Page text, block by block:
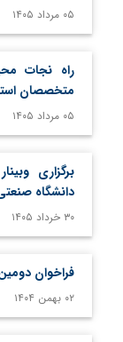
۰۵ مرداد ۱۴۰۵
راه نجات
متخصصان
۰۵ مرداد ۱۴۰۵
برگزاری
دانشگاه
۳۰ خرداد ۱۴۰۵
فراخوان
۰۲ بهمن ۱۴۰۴